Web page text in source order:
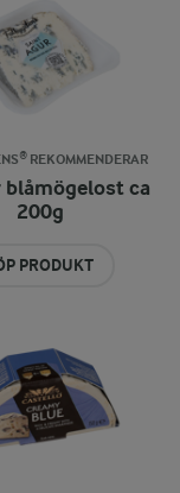
REKOMMENDERAR
blåmögelost ca
200g
PRODUKT